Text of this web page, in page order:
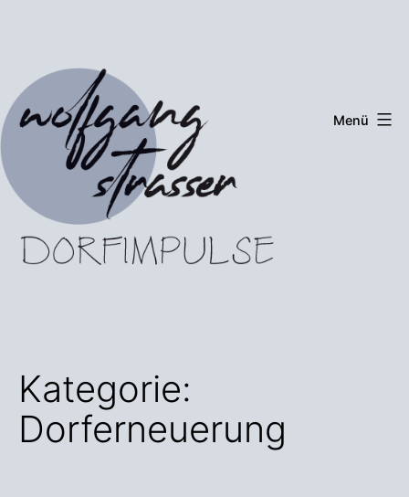
springen
Menü
Kategorie:
Dorferneuerung